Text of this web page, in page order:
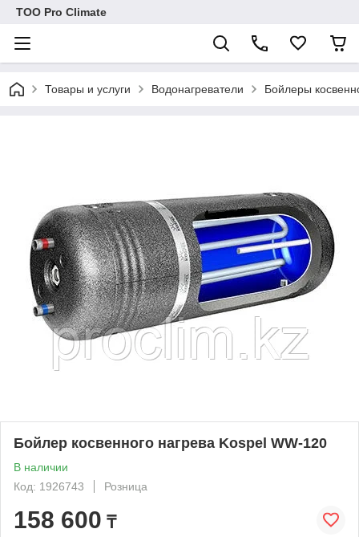
ТОО Pro Climate
Товары и услуги Водонагреватели Бойлеры
Бойлер косвенного нагрева Kospel WW-120
В наличии
Код: 1926743
Розница
158 600 ₸